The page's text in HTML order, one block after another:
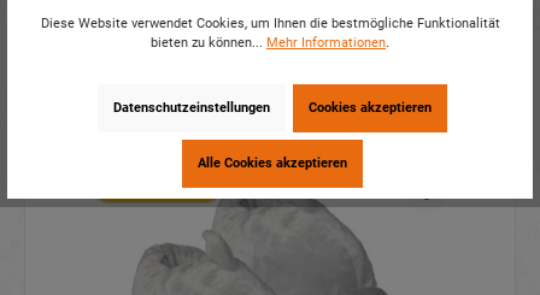
Aktionspreis
Diese Website verwendet Cookies, um Ihnen die bestmögliche Funktionalität
bieten zu können... Mehr Informationen.
Datenschutzeinstellungen Cookies akzeptieren
Alle Cookies akzeptieren